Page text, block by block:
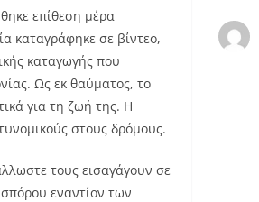
επίθεση μέρα
καταγράφηκε σε βίντεο,
καταγωγής που
Ως εκ θαύματος, το
για τη ζωή της. Η
στους δρόμους.
τους εισαγάγουν σε
εναντίον των